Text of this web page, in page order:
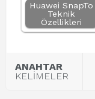
Huawei SnapTo
Teknik
Özellikleri
ANAHTAR
KELİMELER